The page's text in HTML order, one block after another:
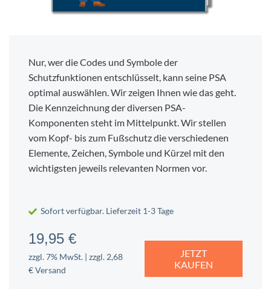
Nur, wer die Codes und Symbole der
Schutzfunktionen entschlüsselt, kann seine PSA
optimal auswählen. Wir zeigen Ihnen wie das geht.
Die Kennzeichnung der diversen PSA-
Komponenten steht im Mittelpunkt. Wir stellen
vom Kopf- bis zum Fußschutz die verschiedenen
Elemente, Zeichen, Symbole und Kürzel mit den
wichtigsten jeweils relevanten Normen vor.
Sofort verfügbar. Lieferzeit 1-3 Tage
19,95 €
zzgl. 7% MwSt. | zzgl. 2,68
€ Versand
JETZT
KAUFEN